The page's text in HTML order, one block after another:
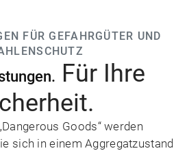
FÜR GEFAHRGÜTER UND
Für Ihre
Goods“ werden
sich in einem Aggregatzustand